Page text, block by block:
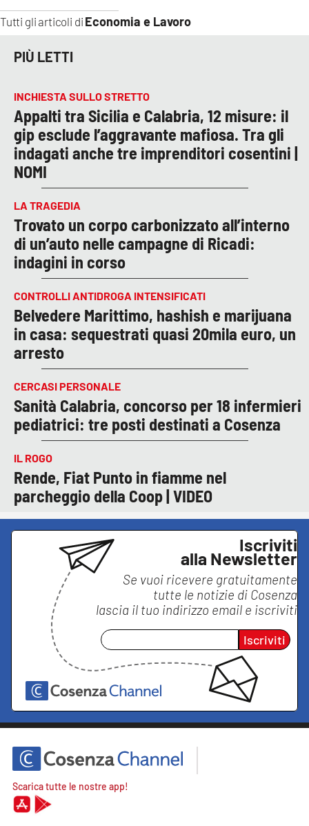
Tutti gli articoli di Economia e Lavoro
PIÙ LETTI
INCHIESTA SULLO STRETTO
Appalti tra Sicilia e Calabria, 12 misure: il
gip esclude l’aggravante mafiosa. Tra gli
indagati anche tre imprenditori cosentini |
NOMI
LA TRAGEDIA
Trovato un corpo carbonizzato all’interno
di un’auto nelle campagne di Ricadi:
indagini in corso
CONTROLLI ANTIDROGA INTENSIFICATI
Belvedere Marittimo, hashish e marijuana
in casa: sequestrati quasi 20mila euro, un
arresto
CERCASI PERSONALE
Sanità Calabria, concorso per 18 infermieri
pediatrici: tre posti destinati a Cosenza
IL ROGO
Rende, Fiat Punto in fiamme nel
parcheggio della Coop | VIDEO
Iscriviti
alla Newsletter
Se vuoi ricevere gratuitamente
tutte le notizie di Cosenza
lascia il tuo indirizzo email e iscriviti
Iscriviti
Scarica tutte le nostre app!